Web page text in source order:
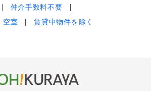
仲介手数料不要
空室 賃貸中物件を除く